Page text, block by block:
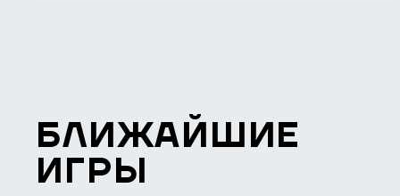
БЛИЖАЙШИЕ
ИГРЫ